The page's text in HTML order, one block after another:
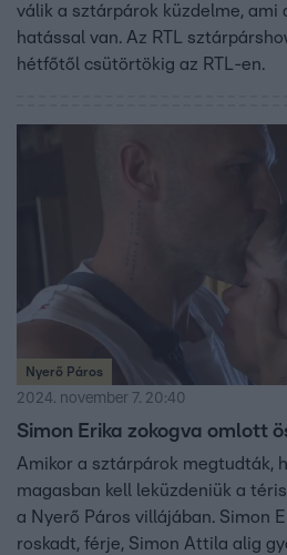
válik a sztárpárok küzdelme, ami
hatással van. Az RTL
hétfőtől csütörtökig az RTL-en.
Nyerő Páros
2024. november 7. 20:40
Simon Erika zokogva omlott
Amikor a sztárpárok megtudták,
magasban kell leküzdeniük a
a Nyerő Páros villájában. Simon
roskadt, férje, Simon Attila alig